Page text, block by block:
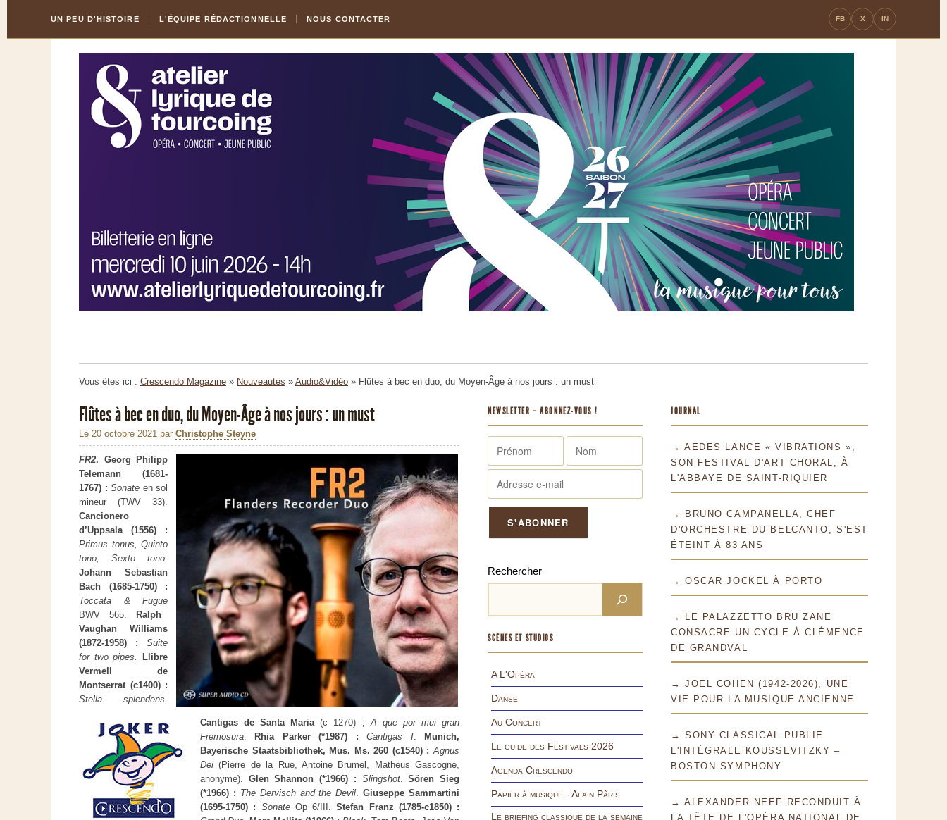
Content
la
UN PEU D'HISTOIRE L'ÉQUIPE RÉDACTIONNELLE NOUS CONTACTER FB X IN
Vous êtes ici : Crescendo Magazine » Nouveautés » Audio&Vidéo » Flûtes à bec en duo, du Moyen-Âge à nos jours : un must
Flûtes à bec en duo, du Moyen-Âge à nos jours : un must
Le 20 octobre 2021 par Christophe Steyne
FR2. Georg Philipp
Telemann (1681-
1767) : Sonate en sol
mineur (TWV 33).
Cancionero
d’Uppsala (1556) :
Primus tonus, Quinto
tono, Sexto tono.
Johann Sebastian
Bach (1685-1750) :
Toccata & Fugue
BWV 565.
Ralph
Vaughan Williams
(1872-1958) : Suite
for two pipes.
Llibre
Vermell de
Montserrat (c1400) :
Stella splendens.
Cantigas de Santa Maria(c 1270) ;A que por mui gran
Fremosura. Rhia Parker (*1987) :Cantigas I.
Munich,
Bayerische Staatsbibliothek, Mus. Ms. 260 (c1540) :Agnus
Dei(Pierre de la Rue, Antoine Brumel, Matheus Gascogne,
anonyme). Glen Shannon (*1966) : Slingshot.Sören Sieg
(*1966) : The Dervisch and the Devil.Giuseppe Sammartini
(1695-1750) : Sonate Op 6/III.Stefan Franz (1785-c1850) :
NEWSLETTER – ABONNEZ-VOUS !
Rechercher
SCÈNES ET STUDIOS
A L'Opéra
Danse
Au Concert
Le guide des Festivals 2026
Agenda Crescendo
Papier à musique - Alain Pâris
Le briefing classique de la semaine
JOURNAL
→ AEDES LANCE « VIBRATIONS »,
SON FESTIVAL D'ART CHORAL, À
L'ABBAYE DE SAINT-RIQUIER
→ BRUNO CAMPANELLA, CHEF
D'ORCHESTRE DU BELCANTO, S'EST
ÉTEINT À 83 ANS
→ OSCAR JOCKEL À PORTO
→ LE PALAZZETTO BRU ZANE
CONSACRE UN CYCLE À CLÉMENCE
DE GRANDVAL
→ JOEL COHEN (1942-2026), UNE
VIE POUR LA MUSIQUE ANCIENNE
→ SONY CLASSICAL PUBLIE
L'INTÉGRALE KOUSSEVITZKY –
BOSTON SYMPHONY
→ ALEXANDER NEEF RECONDUIT À
LA TÊTE DE L'OPÉRA NATIONAL DE